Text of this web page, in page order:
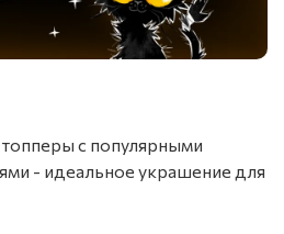
с популярными
- идеальное украшение для